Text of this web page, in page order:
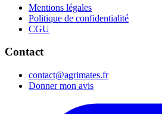
Mentions légales
Politique de confidentialité
CGU
Contact
contact@agrimates.fr
Donner mon avis